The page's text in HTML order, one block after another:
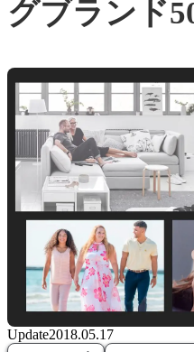
グブランド
Update2018.05.17